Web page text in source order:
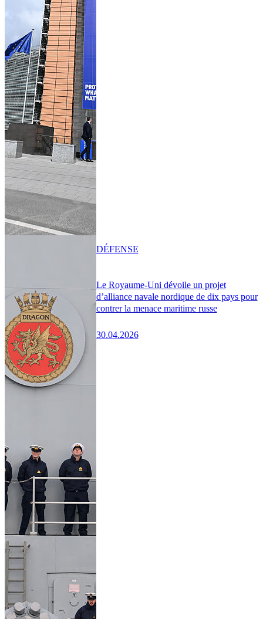
Le Royaume-Uni dévoile un projet
d’alliance navale nordique de dix pays pour
contrer la menace maritime russe
30.04.2026
DÉFENSE